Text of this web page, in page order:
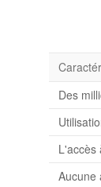
Des
L'accès
Aucune